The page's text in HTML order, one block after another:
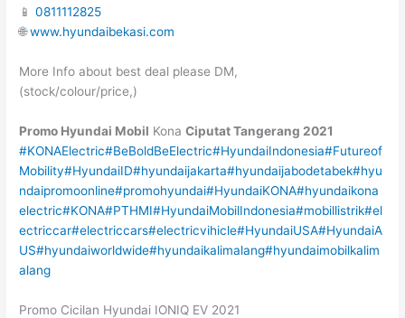
📱0811112825
🌐www.hyundaibekasi.com
More Info about best deal please DM,
(stock/colour/price,)
Promo Hyundai Mobil KonaCiputatTangerang 2021
#KONAElectric#BeBoldBeElectric#HyundaiIndonesia#Futureof
Mobility#HyundaiID#hyundaijakarta#hyundaijabodetabek#hyu
ndaipromoonline#promohyundai#HyundaiKONA#hyundaikona
electric#KONA#PTHMI#HyundaiMobilIndonesia#mobillistrik#el
ectriccar#electriccars#electricvihicle#HyundaiUSA#HyundaiA
US#hyundaiworldwide#hyundaikalimalang#hyundaimobilkalim
alang
Promo Cicilan Hyundai IONIQ EV 2021